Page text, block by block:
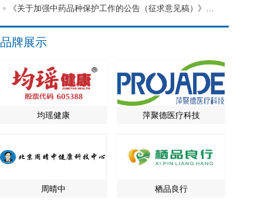
品牌展示
均瑶健康 萍聚德医疗科技
周晴中 栖品良行